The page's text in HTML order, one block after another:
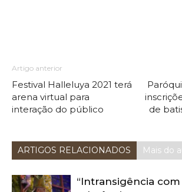
Artigo anterior
Festival Halleluya 2021 terá
arena virtual para
interação do público
de
ARTIGOS RELACIONADOS Mais do
“Intransigência